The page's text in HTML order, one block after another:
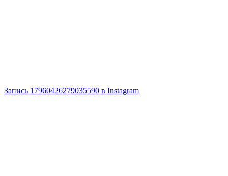
Запись 17960426279035590 в Instagram